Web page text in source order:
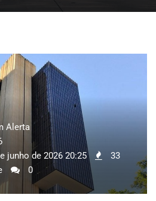
Alerta
junho de 2026 20:25
33
0